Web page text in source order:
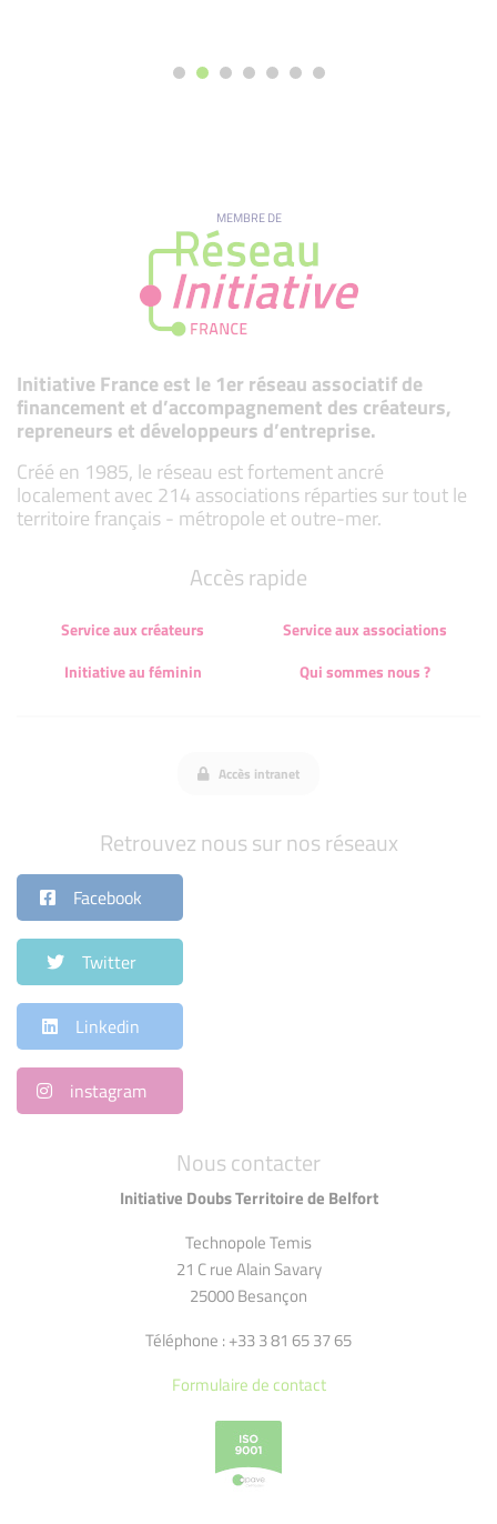
MEMBRE DE
Initiative France est le 1er réseau associatif de
financement et d’accompagnement des créateurs,
repreneurs et développeurs d’entreprise.
Créé en 1985, le réseau est fortement ancré
localement avec 214 associations réparties sur tout le
territoire français - métropole et outre-mer.
Nous contacter
Initiative Doubs Territoire de Belfort
Technopole Temis
21 C rue Alain Savary
25000 Besançon
Téléphone : +33 3 81 65 37 65
Formulaire de contact
Accès rapide
Service aux créateurs
Service aux associations
Initiative au féminin
Qui sommes nous ?
Accès intranet
Retrouvez nous sur nos réseaux
Facebook
Twitter
Linkedin
instagram